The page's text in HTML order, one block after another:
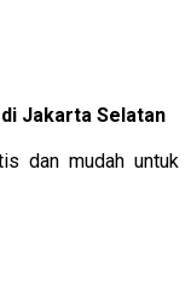
Jakarta Selatan
dan mudah untuk